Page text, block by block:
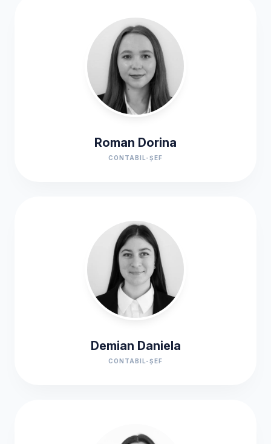
Roman Dorina
CONTABIL-ȘEF
Demian Daniela
CONTABIL-ȘEF